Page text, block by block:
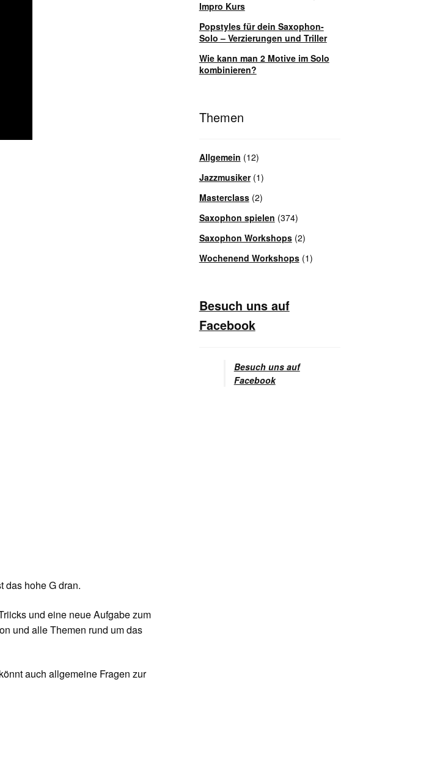
das hohe G dran.
und eine neue Aufgabe zum
und alle Themen rund um das
auch allgemeine Fragen zur
Impro Kurs
Popstyles für dein Saxophon-
Solo – Verzierungen und Triller
Wie kann man 2 Motive im Solo
kombinieren?
Themen
Allgemein (12)
Jazzmusiker(1)
Masterclass(2)
Saxophon spielen (374)
Saxophon Workshops(2)
Wochenend Workshops(1)
Besuch uns auf
Facebook
Besuch uns auf
Facebook